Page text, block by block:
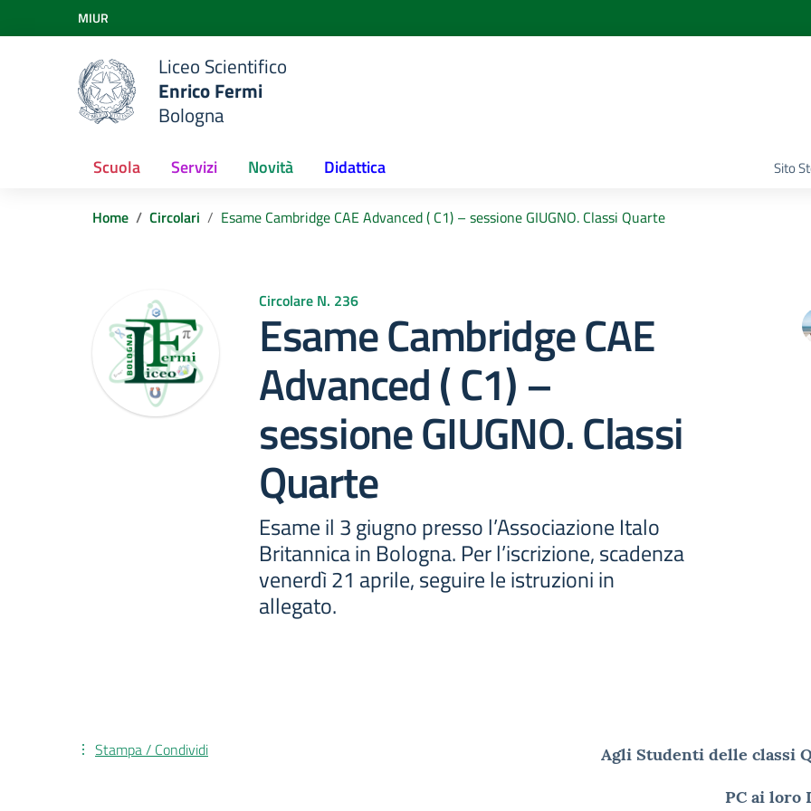
Vai ai contenuti
Vai al menu di navigazione
Vai al footer
MIUR
Liceo Scientifico
Enrico Fermi
Bologna
Sito
Scuola Servizi Novità Didattica
Home Circolari Esame Cambridge CAE Advanced ( C1) – sessione GIUGNO. Classi Quarte
Circolare N. 236
Esame Cambridge CAE
Advanced ( C1) –
sessione GIUGNO. Classi
Quarte
Esame il 3 giugno presso l’Associazione Italo
Britannica in Bologna. Per l’iscrizione, scadenza
venerdì 21 aprile, seguire le istruzioni in
allegato.
Agli Studenti delle classi
PC ai loro
Stampa / Condividi